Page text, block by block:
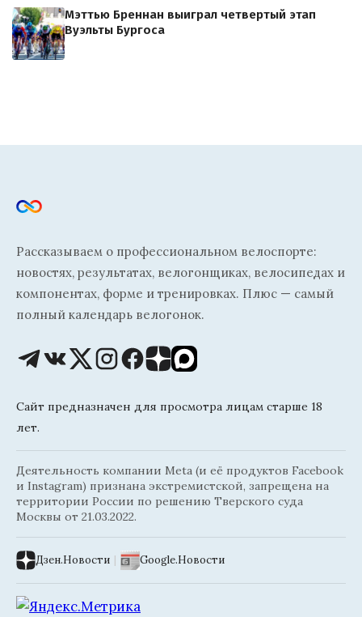
Мэттью Бреннан выиграл четвертый этап
Вуэльты Бургоса
Рассказываем о профессиональном велоспорте:
новостях, результатах, велогонщиках, велосипедах и
компонентах, форме и тренировках. Плюс — самый
полный календарь велогонок.
Сайт предназначен для просмотра лицам старше 18
лет.
Деятельность компании Meta (и её продуктов Facebook
и Instagram) признана экстремистской, запрещена на
территории России по решению Тверского суда
Москвы от 21.03.2022.
Дзен.Новости | Google.Новости